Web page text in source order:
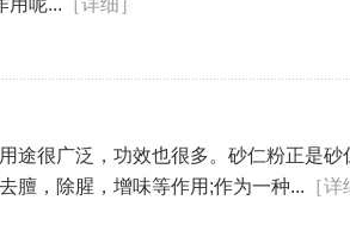
用呢... ［详细］
途很广泛，功效也很多。砂仁粉正是砂
膻，除腥，增味等作用;作为一种... ［详